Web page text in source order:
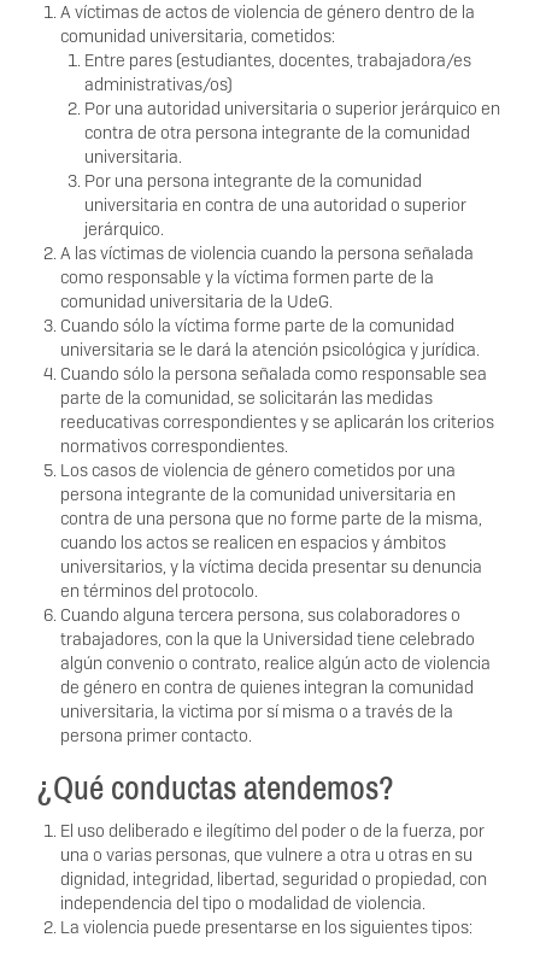
A víctimas de actos de violencia de género dentro de la
comunidad universitaria, cometidos:
Entre pares (estudiantes, docentes, trabajadora/es
administrativas/os)
Por una autoridad universitaria o superior jerárquico en
contra de otra persona integrante de la comunidad
universitaria.
Por una persona integrante de la comunidad
universitaria en contra de una autoridad o superior
jerárquico.
A las víctimas de violencia cuando la persona señalada
como responsable y la víctima formen parte de la
comunidad universitaria de la UdeG.
Cuando sólo la víctima forme parte de la comunidad
universitaria se le dará la atención psicológica y jurídica.
Cuando sólo la persona señalada como responsable sea
parte de la comunidad, se solicitarán las medidas
reeducativas correspondientes y se aplicarán los criterios
normativos correspondientes.
Los casos de violencia de género cometidos por una
persona integrante de la comunidad universitaria en
contra de una persona que no forme parte de la misma,
cuando los actos se realicen en espacios y ámbitos
universitarios, y la víctima decida presentar su denuncia
en términos del protocolo.
Cuando alguna tercera persona, sus colaboradores o
trabajadores, con la que la Universidad tiene celebrado
algún convenio o contrato, realice algún acto de violencia
de género en contra de quienes integran la comunidad
universitaria, la victima por sí misma o a través de la
persona primer contacto.
¿Qué conductas atendemos?
El uso deliberado e ilegítimo del poder o de la fuerza, por
una o varias personas, que vulnere a otra u otras en su
dignidad, integridad, libertad, seguridad o propiedad, con
independencia del tipo o modalidad de violencia.
La violencia puede presentarse en los siguientes tipos: